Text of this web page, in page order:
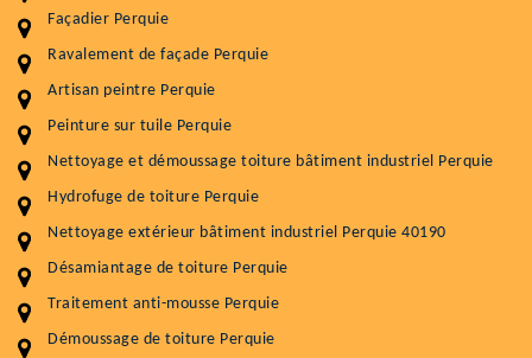
Façadier Perquie
Ravalement de façade Perquie
Artisan peintre Perquie
Peinture sur tuile Perquie
Nettoyage et démoussage toiture bâtiment industriel Perquie
Hydrofuge de toiture Perquie
Nettoyage extérieur bâtiment industriel Perquie 40190
Désamiantage de toiture Perquie
Traitement anti-mousse Perquie
Démoussage de toiture Perquie
Entretenir votre toiture, c'est préserver sa
durabilité
Plus de 15 ans d'expérience en couverture et facade
Service
Nettoyageb toiture
Démoussage toiture
Traitement hydrofuge toiture
4 € / m²